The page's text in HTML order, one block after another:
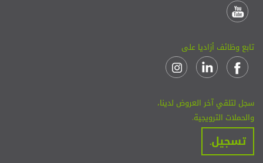
تشرين الثاني
2013
يوم التّشجير الثّاني
تابع وظائف أزاديا على
سجل لتلقي آخر العروض لدينا،
والحملات الترويجية.
تسجيل.